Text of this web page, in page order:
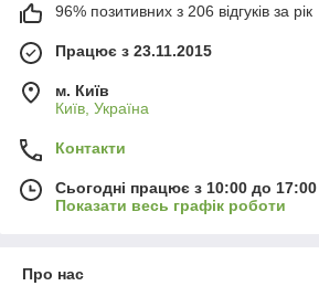
96% позитивних з 206 відгуків за рік
Працює з 23.11.2015
м. Київ
Київ, Україна
Контакти
Сьогодні працює з 10:00 до 17:00
Показати весь графік роботи
Про нас